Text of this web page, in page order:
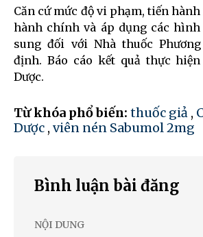
Căn cứ mức độ vi phạm, tiến
hành chính và áp dụng các
sung đối với Nhà thuốc
định. Báo cáo kết quả thực
Dược.
Từ khóa phổ biến: thuốc giả ,
Dược , viên nén Sabumol 2mg
Bình luận bài đăng